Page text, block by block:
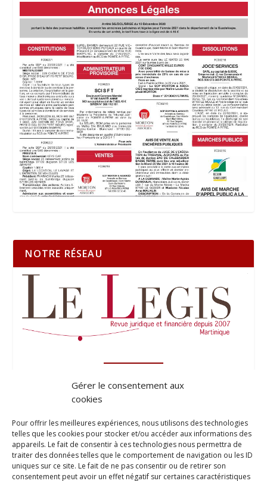
Gérer le consentement aux
cookies
Pour offrir les meilleures expériences, nous utilisons des technologies
telles que les cookies pour stocker et/ou accéder aux informations des
appareils. Le fait de consentir à ces technologies nous permettra de
traiter des données telles que le comportement de navigation ou les ID
uniques sur ce site. Le fait de ne pas consentir ou de retirer son
consentement peut avoir un effet négatif sur certaines caractéristiques
NOTRE RÉSEAU